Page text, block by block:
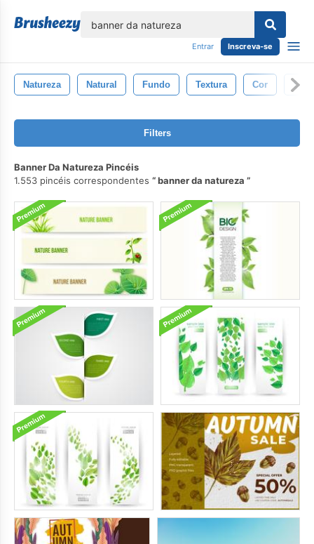
Entrar Inscreva-se
Natureza Natural Fundo Textura Cor
Filters
Banner Da Natureza Pincéis
1.553 pincéis correspondentes
banner da natureza